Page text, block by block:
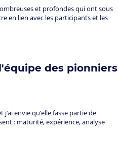
et profondes qui ont sous
en lien avec les participants et les
des pionniers
envie qu’elle fasse partie de
: maturité, expérience, analyse